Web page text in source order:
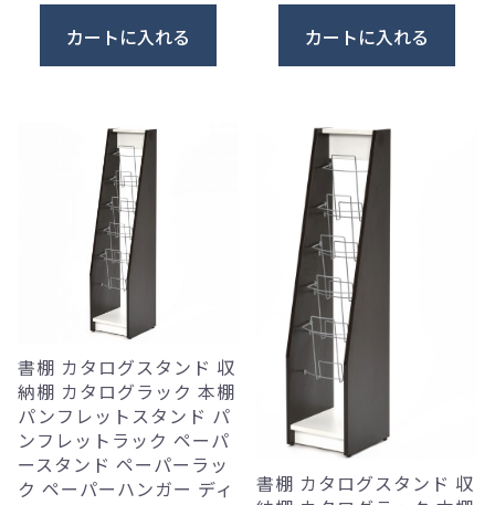
カートに入れる カートに入れる
書棚 カタログスタンド 収
納棚 カタログラック 本棚
パンフレットスタンド パ
ンフレットラック ペーパ
ースタンド ペーパーラッ
ク ペーパーハンガー ディ
書棚 カタログスタンド 収